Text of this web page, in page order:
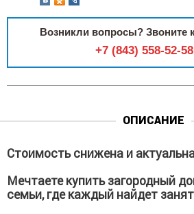
Возникли вопросы? Звоните
+7 (843) 558-52-58
ОПИСАНИЕ
Стоимость снижена и
Мечтаете купить загородный
семьи, где каждый найдет